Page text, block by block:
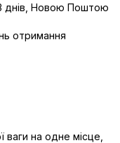
днів, Новою Поштою
отримання
на одне місце,